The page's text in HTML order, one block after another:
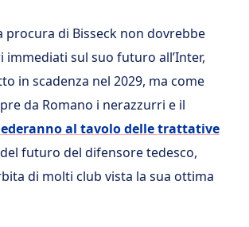
procura di Bisseck non dovrebbe
immediati sul suo futuro all’Inter,
in scadenza nel 2029, ma come
da Romano i nerazzurri e il
al tavolo delle trattative
futuro del difensore tedesco,
di molti club vista la sua ottima